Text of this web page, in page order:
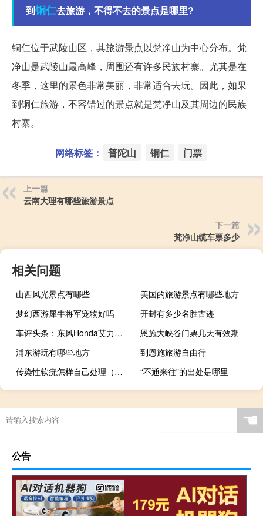
到铜仁去旅游，不得不去的景点是哪里?
铜仁位于武陵山区，其旅游景点以梵净山为中心分布。梵
净山是武陵山最高峰，周围还有许多民族村寨。尤其是在
冬季，这里的景色非常美丽，非常适合去玩。因此，如果
到铜仁旅游，不容错过的景点就是梵净山及其周边的民族
村寨。
网络标签： 普陀山 铜仁 门票
上一篇
云南大理有哪些旅游景点
下一篇
梵净山缆车票多少
相关问题
山西风光景点有哪些
美国的旅游景点有哪些地方
梦幻西游犀牛将军宠物好吗
开封有多少名胜古迹
车评头条：东风Honda艾力绅VTi试驾 向GL8发起挑战
恩施大峡谷门票几天有效期
浦东游玩有哪些地方
到恩施旅游自由行
传染性软疣怎样自己处理（传染性软疣怎样治好）
“不通来往”的出处是哪里
☚
公告